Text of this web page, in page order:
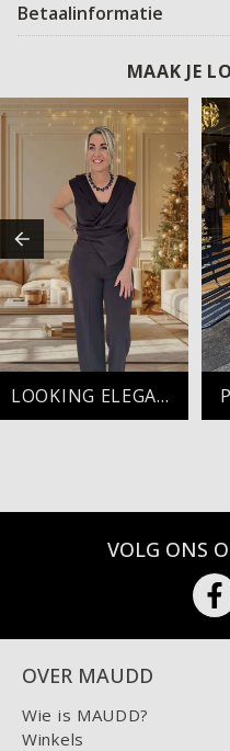
Betaalinformatie
MAAK JE
LOOKING ELEGANT
VOLG ONS
OVER MAUDD
Wie is MAUDD?
Winkels